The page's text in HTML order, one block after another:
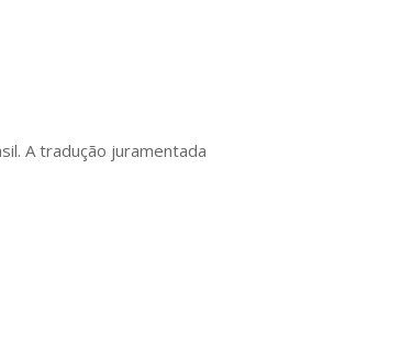
A tradução juramentada